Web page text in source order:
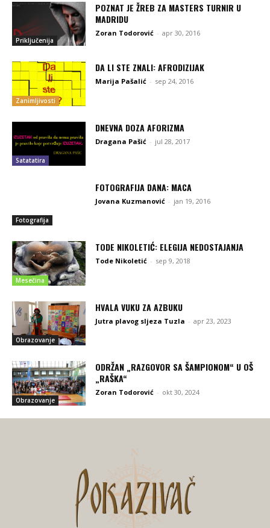
Priključenija
POZNAT JE ŽREB ZA MASTERS TURNIR U
MADRIDU
Zoran Todorović - apr 30, 2016
Zanimljivosti
DA LI STE ZNALI: AFRODIZIJAK
Marija Pašalić - sep 24, 2016
Satatatira
DNEVNA DOZA AFORIZMA
Dragana Pašić - jul 28, 2017
Fotografija
FOTOGRAFIJA DANA: MACA
Jovana Kuzmanović - jan 19, 2016
Mesečina
TODE NIKOLETIĆ: ELEGIJA NEDOSTAJANJA
Tode Nikoletić - sep 9, 2018
Obrazovanje
HVALA VUKU ZA AZBUKU
Jutra plavog sljeza Tuzla - apr 23, 2023
Obrazovanje
ODRŽAN „RAZGOVOR SA ŠAMPIONOM“ U OŠ
„RAŠKA“
Zoran Todorović - okt 30, 2024